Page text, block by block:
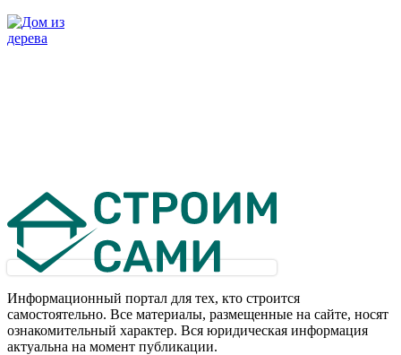
Информационный портал для тех, кто строится
самостоятельно. Все материалы, размещенные на сайте, носят
ознакомительный характер. Вся юридическая информация
актуальна на момент публикации.